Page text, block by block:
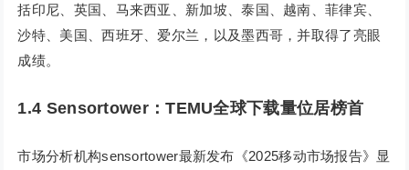
括印尼、英国、马来西亚、新加坡、泰国、越南、菲律宾、
沙特、美国、西班牙、爱尔兰，以及墨西哥，并取得了亮眼
成绩。
1.4 Sensortower：TEMU全球下载量位居榜首
市场分析机构sensortower最新发布《2025移动市场报告》显